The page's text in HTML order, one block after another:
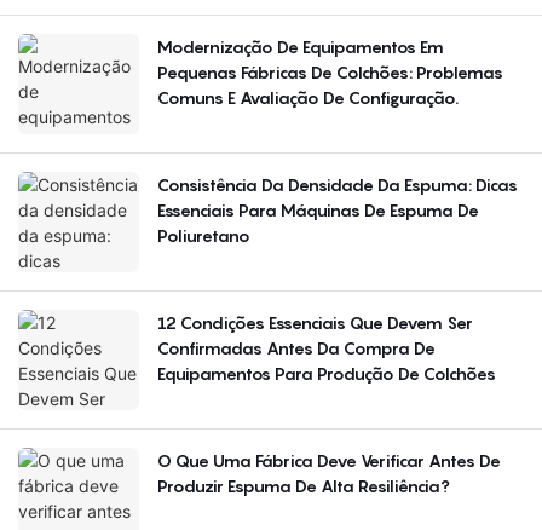
Modernização De Equipamentos Em
Pequenas Fábricas De Colchões: Problemas
Comuns E Avaliação De Configuração.
Consistência Da Densidade Da Espuma: Dicas
Essenciais Para Máquinas De Espuma De
Poliuretano
12 Condições Essenciais Que Devem Ser
Confirmadas Antes Da Compra De
Equipamentos Para Produção De Colchões
O Que Uma Fábrica Deve Verificar Antes De
Produzir Espuma De Alta Resiliência?